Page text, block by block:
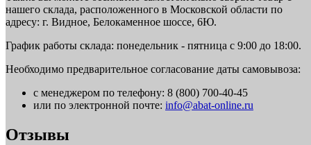
нашего склада, расположенного в Московской области по
адресу: г. Видное, Белокаменное шоссе, 6Ю.
График работы склада: понедельник - пятница с 9:00 до 18:00.
Необходимо предварительное согласование даты самовывоза:
с менеджером по телефону: 8 (800) 700-40-45
или по электронной почте: info@abat-online.ru
Отзывы